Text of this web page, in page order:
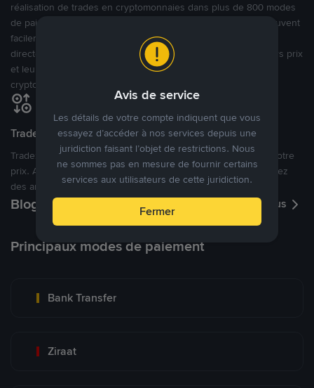
réalisation de trades en cryptomonnaies dans plus de 800 modes
de paiement et plus de 100 monnaies fiat. Les utilisateurs peuvent
facilement acheter, vendre et trader des cryptomonnaies
directement avec d’autres utilisateurs, tout en définissant leurs prix
et leurs modes de paiement préférés sur une Marketplace de
cryptomonnaies ouverte.
Tradez à des prix avantageux pour vous
Tradez des cryptos en étant libres d’acheter et de vendre à votre
prix. Achetez ou vendez à partir des offres existantes, ou créez
des annonces commerciales pour fixer vos propres prix.
Blog P2P Voir plus
Principaux modes de paiement
Bank Transfer
Ziraat
Avis de service
Les détails de votre compte indiquent que vous
essayez d’accéder à nos services depuis une
juridiction faisant l’objet de restrictions. Nous
ne sommes pas en mesure de fournir certains
services aux utilisateurs de cette juridiction.
Fermer